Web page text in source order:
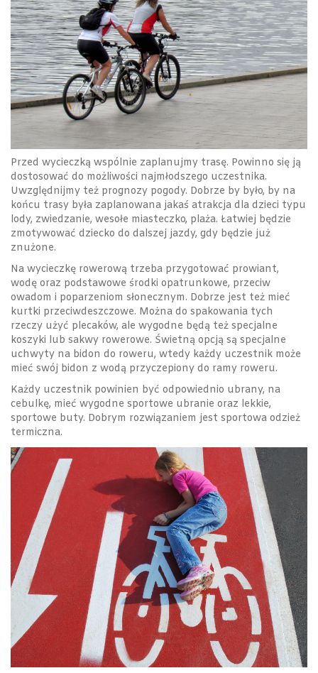
Przed wycieczką wspólnie zaplanujmy trasę. Powinno się ją
dostosować do możliwości najmłodszego uczestnika.
Uwzględnijmy też prognozy pogody. Dobrze by było, by na
końcu trasy była zaplanowana jakaś atrakcja dla dzieci typu
lody, zwiedzanie, wesołe miasteczko, plaża. Łatwiej będzie
zmotywować dziecko do dalszej jazdy, gdy będzie już
znużone.
Na wycieczkę rowerową trzeba przygotować prowiant,
wodę oraz podstawowe środki opatrunkowe, przeciw
owadom i poparzeniom słonecznym. Dobrze jest też mieć
kurtki przeciwdeszczowe. Można do spakowania tych
rzeczy użyć plecaków, ale wygodne będą też specjalne
koszyki lub sakwy rowerowe. Świetną opcją są specjalne
uchwyty na bidon do roweru, wtedy każdy uczestnik może
mieć swój bidon z wodą przyczepiony do ramy roweru.
Każdy uczestnik powinien być odpowiednio ubrany, na
cebulkę, mieć wygodne sportowe ubranie oraz lekkie,
sportowe buty. Dobrym rozwiązaniem jest sportowa odzież
termiczna.